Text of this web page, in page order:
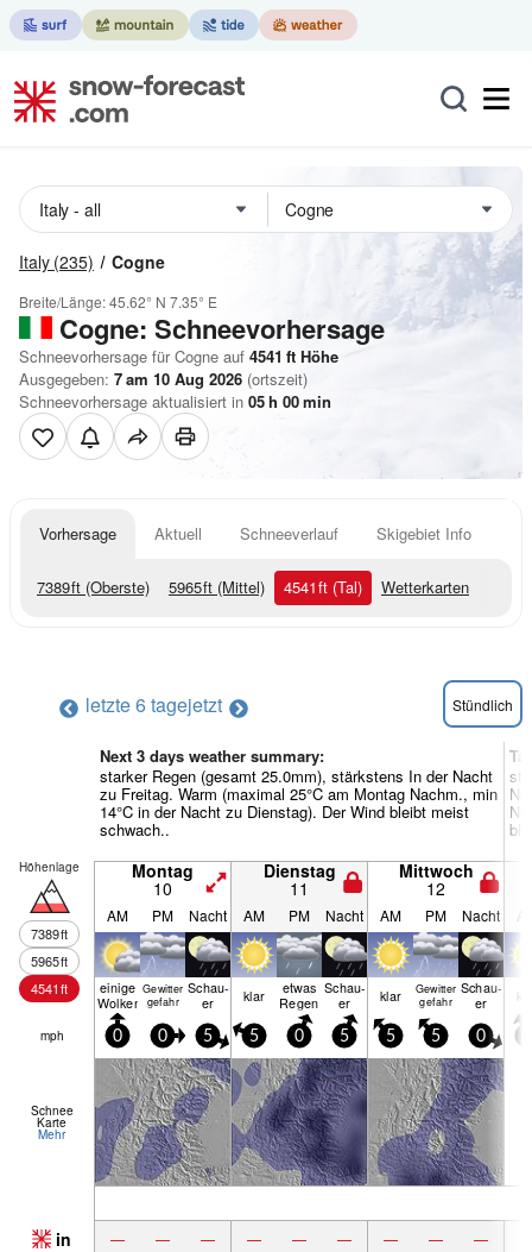
Italy (235) Cogne
Breite/Länge:45.62° N 7.35° E
Cogne: Schneevorhersage
Schneevorhersage für Cogne auf 4541 ft Höhe
Ausgegeben: 7 am 10 Aug 2026 (ortszeit)
Schneevorhersage aktualisiert in 05h 00min
Vorhersage Aktuell Schneeverlauf Skigebiet Info
7389ft (Oberste) 5965ft (Mittel) 4541ft (Tal) Wetterkarten
letzte 6 tagejetzt Stündlich
Next 3 days weather summary:
starker Regen (gesamt 25.0mm), stärkstens In der Nacht
zu Freitag. Warm (maximal 25°C am Montag Nachm., min
14°C in der Nacht zu Dienstag). Der Wind bleibt meist
schwach..
Höhenlage
7389ft
5965ft
4541ft
Montag
10
Dienstag
11
Mittwoch
12
AM PM Nacht AM PM Nacht AM PM Nacht
einige
Wolken
Gewitter
gefahr
Schau­
er klar etwas
Regen
Schau­
er klar
Gewitter
gefahr
Schau­
er
mph 0 0 5 5 0 5 5 5 0
Schnee
Karte
Mehr
in — — — — — — — — —